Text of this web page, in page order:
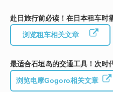
赴日旅行前必读！在日本租车时
浏览租车相关文章
最适合石垣岛的交通工具！次时
浏览电摩Gogoro相关文章